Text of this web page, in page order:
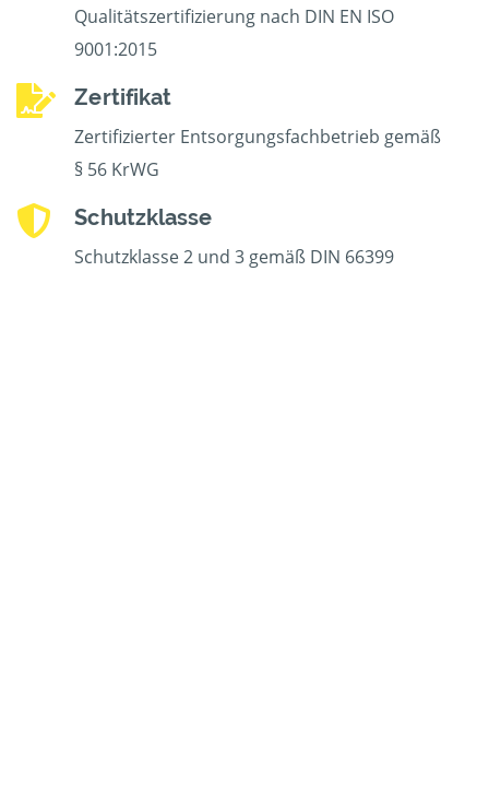
Qualitätszertifizierung nach DIN EN ISO
9001:2015
Zertifikat
Zertifizierter Entsorgungsfachbetrieb gemäß
§ 56 KrWG
Schutzklasse
Schutzklasse 2 und 3 gemäß DIN 66399